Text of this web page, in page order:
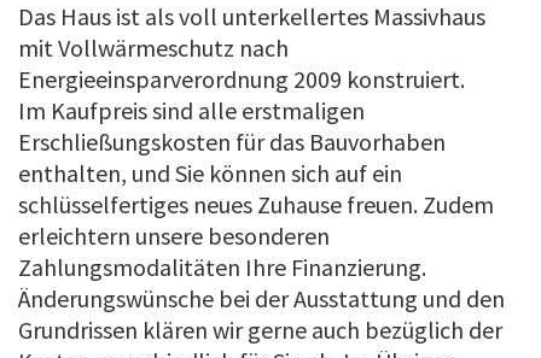
Das Haus ist als voll unterkellertes Massivhaus
mit Vollwärmeschutz nach
Energieeinsparverordnung 2009 konstruiert.
Im Kaufpreis sind alle erstmaligen
Erschließungskosten für das Bauvorhaben
enthalten, und Sie können sich auf ein
schlüsselfertiges neues Zuhause freuen. Zudem
erleichtern unsere besonderen
Zahlungsmodalitäten Ihre Finanzierung.
Änderungswünsche bei der Ausstattung und den
Grundrissen klären wir gerne auch bezüglich der